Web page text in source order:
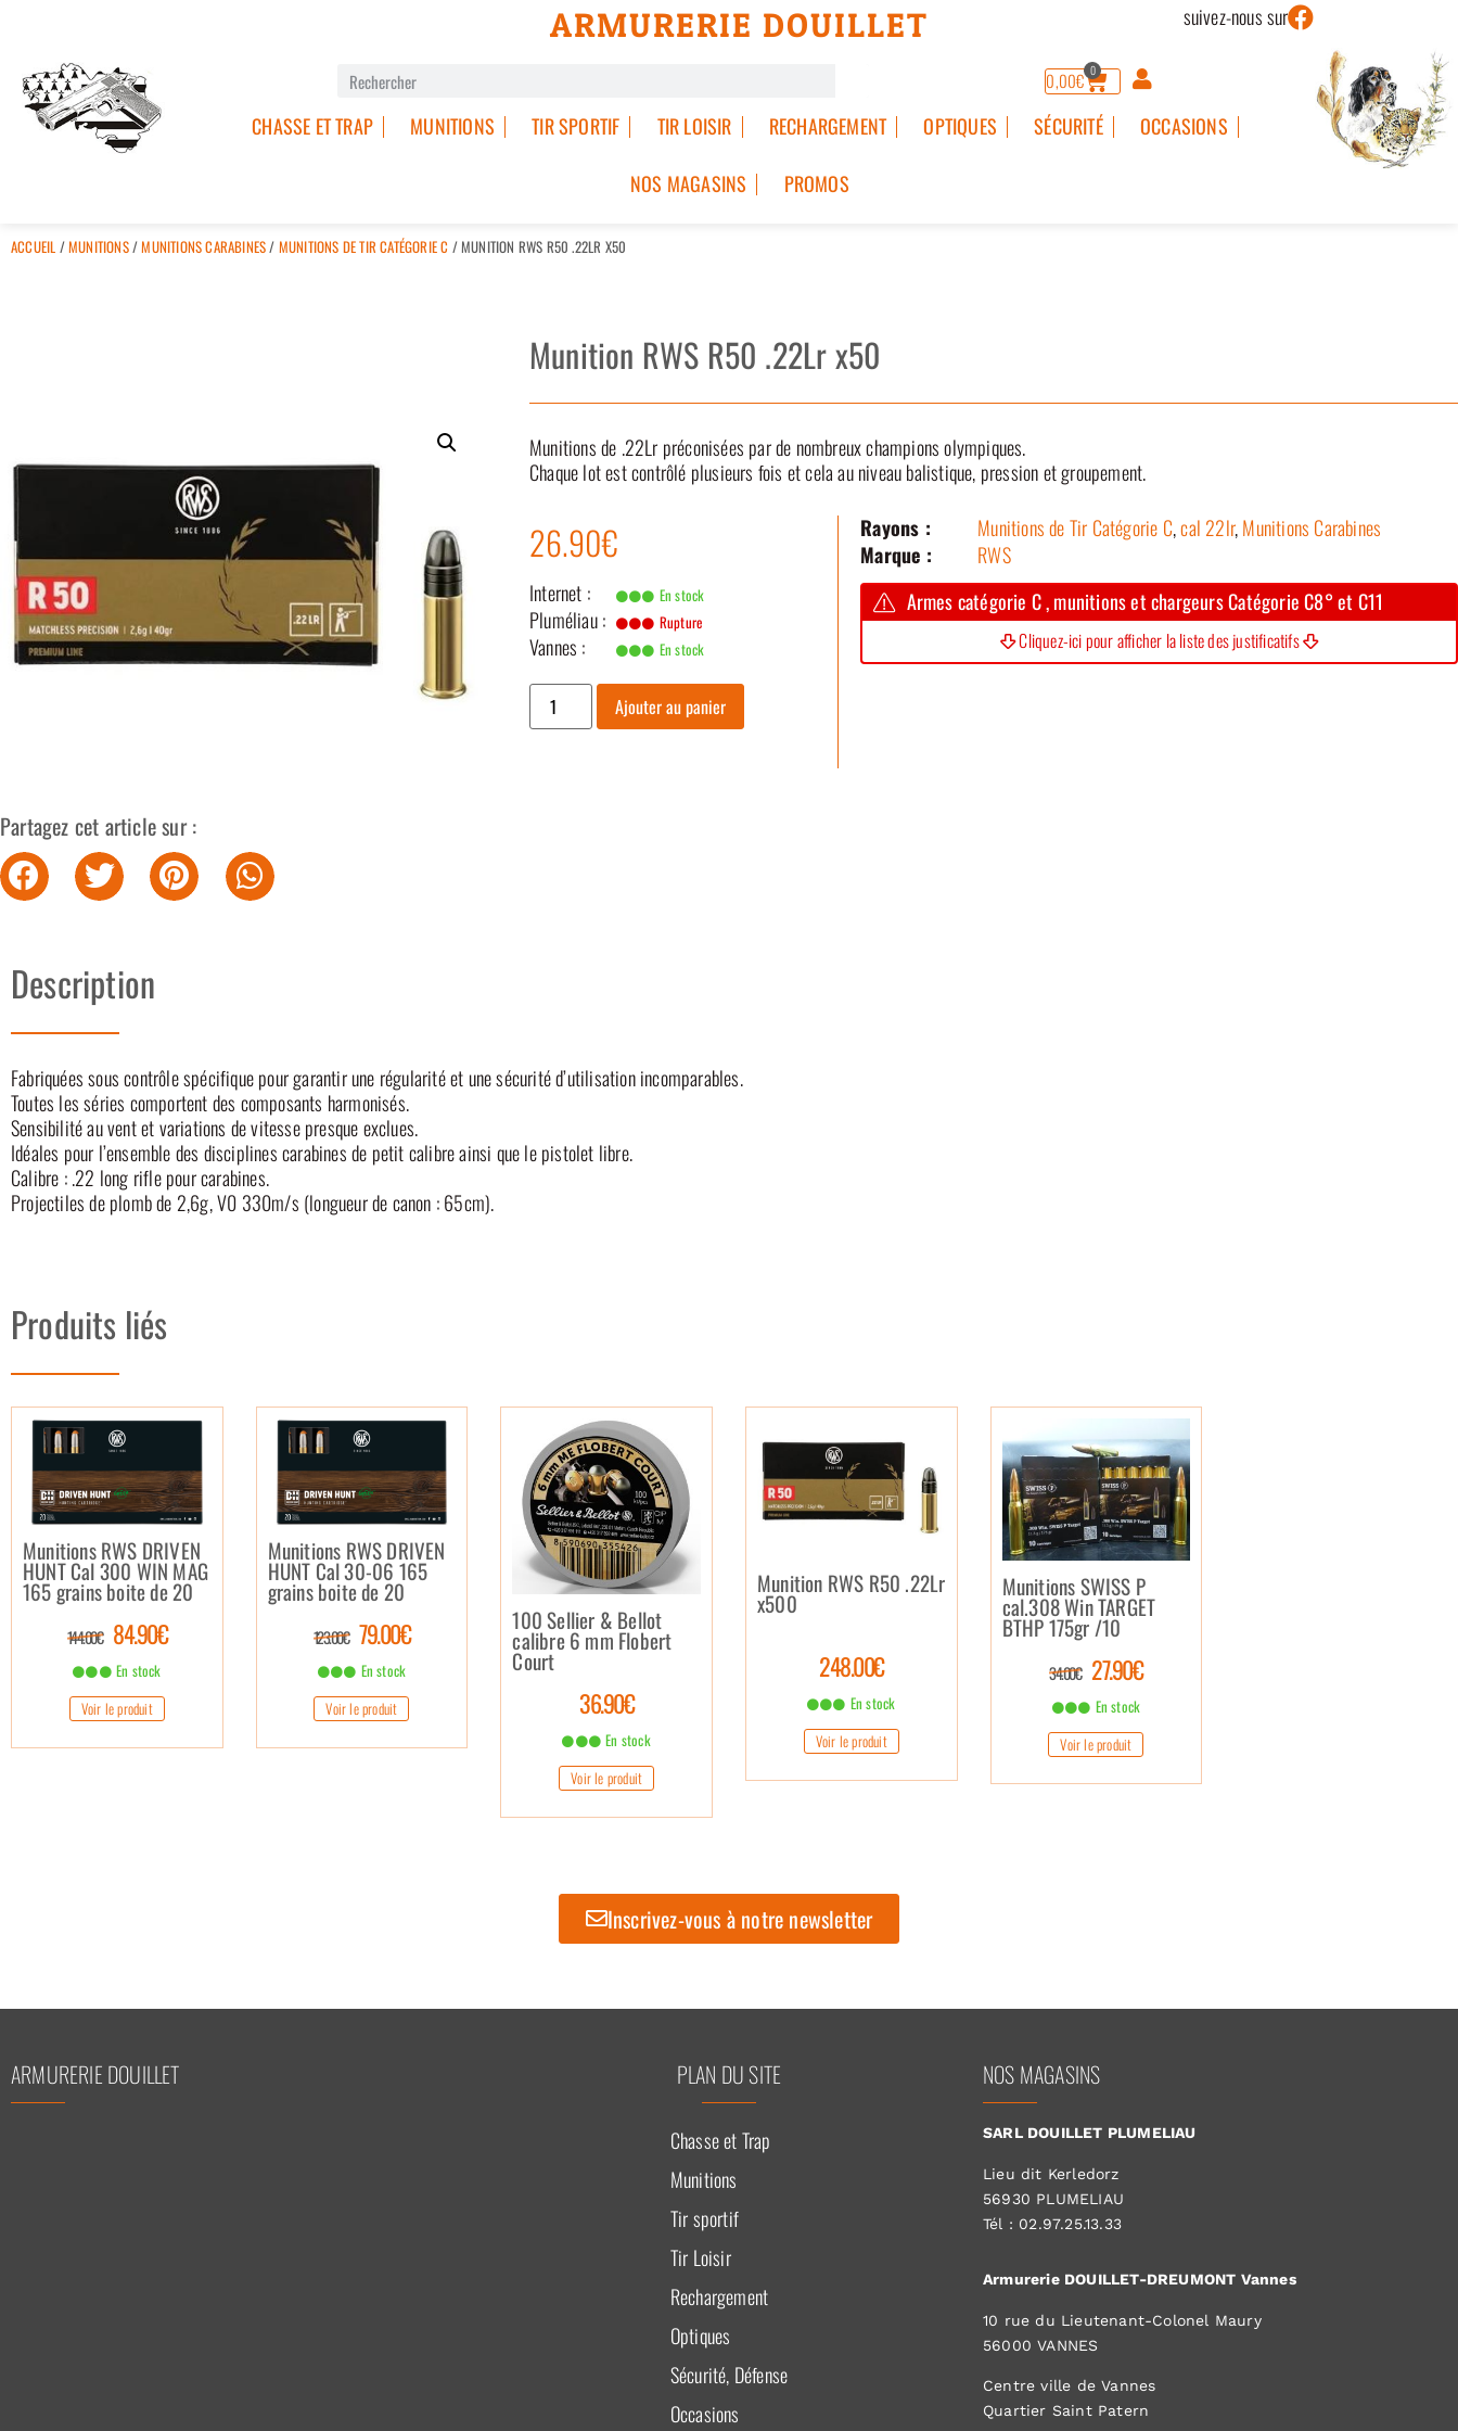
suivez-nous sur
ARMURERIE DOUILLET
0,00€ 0
CHASSE ET TRAP MUNITIONS TIR SPORTIF TIR LOISIR RECHARGEMENT OPTIQUES SÉCURITÉ OCCASIONS
NOS MAGASINS PROMOS
ACCUEIL /MUNITIONS/MUNITIONS CARABINES/ MUNITIONS DE TIR CATÉGORIE C / MUNITION RWS R50 .22LR X50
Partagez cet article sur :
Munition RWS R50 .22Lr x50
Munitions de .22Lr préconisées par de nombreux champions olympiques.
Chaque lot est contrôlé plusieurs fois et cela au niveau balistique, pression et groupement.
26.90€
Internet : En stock
Pluméliau : Rupture
Vannes : En stock
Ajouter au panier
Rayons : Munitions de Tir Catégorie C,cal 22lr,Munitions Carabines
Marque :
RWS
Armes catégorie C , munitions et chargeurs Catégorie C8° et C11
Cliquez-ici pour afficher la liste des justificatifs
Description
Fabriquées sous contrôle spécifique pour garantir une régularité et une sécurité d’utilisation incomparables.
Toutes les séries comportent des composants harmonisés.
Sensibilité au vent et variations de vitesse presque exclues.
Idéales pour l’ensemble des disciplines carabines de petit calibre ainsi que le pistolet libre.
Calibre : .22 long rifle pour carabines.
Projectiles de plomb de 2,6g, V0 330m/s (longueur de canon : 65cm).
Produits liés
Munitions RWS DRIVEN
HUNT Cal 300 WIN MAG
165 grains boite de 20
144.00€ 84.90€
En stock
Voir le produit
Munitions RWS DRIVEN
HUNT Cal 30-06 165
grains boite de 20
123.00€ 79.00€
En stock
Voir le produit
100 Sellier & Bellot
calibre 6 mm Flobert
Court
36.90€
En stock
Voir le produit
Munition RWS R50 .22Lr
x500
248.00€
En stock
Voir le produit
Munitions SWISS P
cal.308 Win TARGET
BTHP 175gr /10
34.00€ 27.90€
En stock
Voir le produit
Inscrivez-vous à notre newsletter
ARMURERIE DOUILLET PLAN DU SITE
Chasse et Trap
Munitions
Tir sportif
Tir Loisir
Rechargement
Optiques
Sécurité, Défense
Occasions
NOS MAGASINS
SARL DOUILLET PLUMELIAU
Lieu dit Kerledorz
56930 PLUMELIAU
Tél : 02.97.25.13.33
Armurerie DOUILLET-DREUMONT Vannes
10 rue du Lieutenant-Colonel Maury
56000 VANNES
Centre ville de Vannes
Quartier Saint Patern